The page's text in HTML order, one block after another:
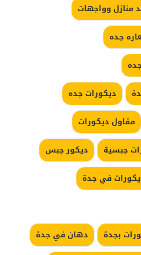
منازل وواجهات
جده
ديكورات جده
مقاول ديكورات
جبسية
ديكور جبس
في جدة
بجدة
دهان في جدة